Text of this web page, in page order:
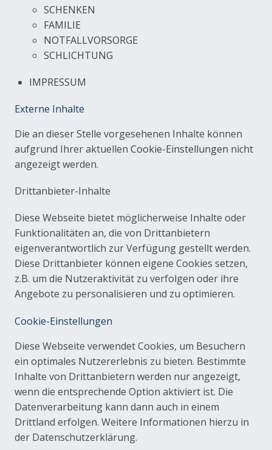
SCHENKEN
FAMILIE
NOTFALLVORSORGE
SCHLICHTUNG
IMPRESSUM
Externe Inhalte
Die an dieser Stelle vorgesehenen Inhalte können
aufgrund Ihrer aktuellen Cookie-Einstellungen nicht
angezeigt werden.
Drittanbieter-Inhalte
Diese Webseite bietet möglicherweise Inhalte oder
Funktionalitäten an, die von Drittanbietern
eigenverantwortlich zur Verfügung gestellt werden.
Diese Drittanbieter können eigene Cookies setzen,
z.B. um die Nutzeraktivität zu verfolgen oder ihre
Angebote zu personalisieren und zu optimieren.
Cookie-Einstellungen
Diese Webseite verwendet Cookies, um Besuchern
ein optimales Nutzererlebnis zu bieten. Bestimmte
Inhalte von Drittanbietern werden nur angezeigt,
wenn die entsprechende Option aktiviert ist. Die
Datenverarbeitung kann dann auch in einem
Drittland erfolgen. Weitere Informationen hierzu in
der Datenschutzerklärung.